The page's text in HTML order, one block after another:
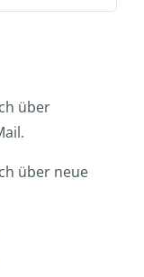
über
über neue